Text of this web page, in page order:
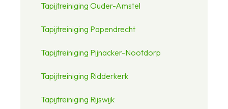
Tapijtreiniging Ouder-Amstel
Tapijtreiniging Papendrecht
Tapijtreiniging Pijnacker-Nootdorp
Tapijtreiniging Ridderkerk
Tapijtreiniging Rijswijk